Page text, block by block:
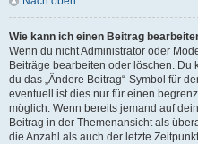
Wie kann ich einen Beitrag
Wenn du nicht Administrator oder
Beiträge bearbeiten oder löschen.
du das „Ändere Beitrag“-Symbol für
eventuell ist dies nur für einen
möglich. Wenn bereits jemand auf
Beitrag in der Themenansicht als
die Anzahl als auch der letzte